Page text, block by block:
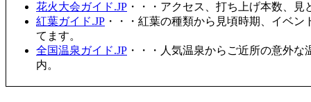
花火大会ガイド.JP ・・・アクセス、打ち上げ本数、
紅葉ガイド.JP ・・・紅葉の種類から見頃時期、イベ
てます。
全国温泉ガイド.JP ・・・人気温泉からご近所の意外
内。